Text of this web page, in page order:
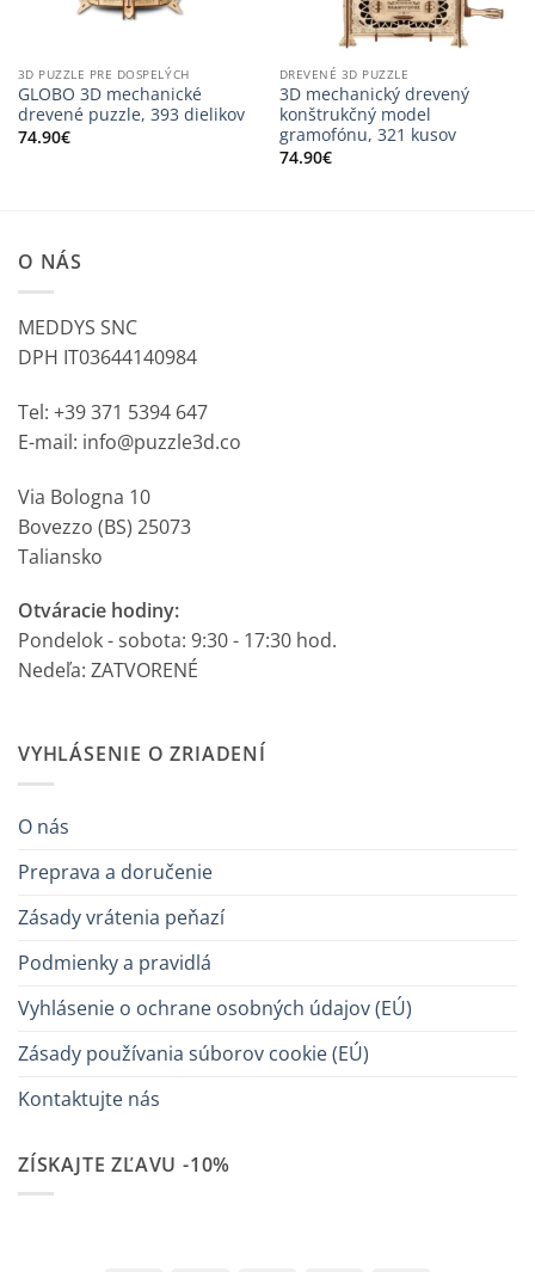
3D PUZZLE PRE DOSPELÝCH
GLOBO 3D mechanické
drevené puzzle, 393 dielikov
74.90€
DREVENÉ 3D PUZZLE
3D mechanický drevený
konštrukčný model
gramofónu, 321 kusov
74.90€
O NÁS
MEDDYS SNC
DPH IT03644140984
Tel: +39 371 5394 647
E-mail: info@puzzle3d.co
Via Bologna 10
Bovezzo (BS) 25073
Taliansko
Otváracie hodiny:
Pondelok - sobota: 9:30 - 17:30 hod.
Nedeľa: ZATVORENÉ
VYHLÁSENIE O ZRIADENÍ
O nás
Preprava a doručenie
Zásady vrátenia peňazí
Podmienky a pravidlá
Vyhlásenie o ochrane osobných údajov (EÚ)
Zásady používania súborov cookie (EÚ)
Kontaktujte nás
ZÍSKAJTE ZĽAVU -10%